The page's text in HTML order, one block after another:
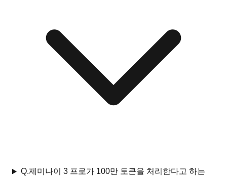
Q.제미나이 3 프로가 100만 토큰을 처리한다고 하는